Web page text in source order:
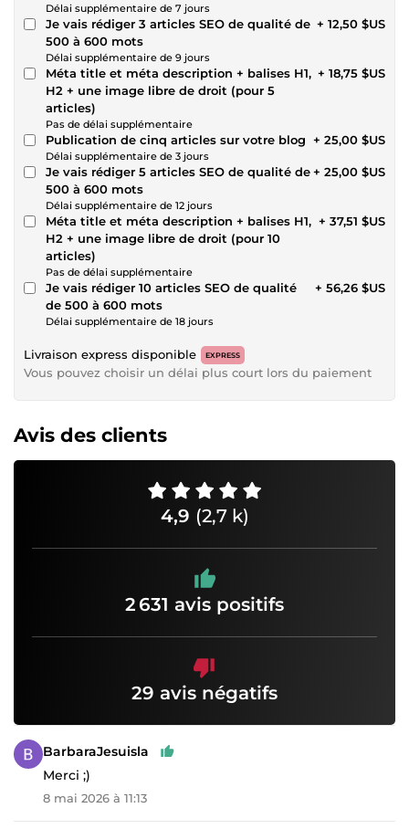
Délai supplémentaire de 7 jours
Je vais rédiger 3 articles SEO de qualité de
500 à 600 mots
Délai supplémentaire de 9 jours
+ 12,50 $US
Méta title et méta description + balises H1,
H2 + une image libre de droit (pour 5
articles)
Pas de délai supplémentaire
+ 18,75 $US
Publication de cinq articles sur votre blog
Délai supplémentaire de 3 jours
+ 25,00 $US
Je vais rédiger 5 articles SEO de qualité de
500 à 600 mots
Délai supplémentaire de 12 jours
+ 25,00 $US
Méta title et méta description + balises H1,
H2 + une image libre de droit (pour 10
articles)
Pas de délai supplémentaire
+ 37,51 $US
Je vais rédiger 10 articles SEO de qualité
de 500 à 600 mots
Délai supplémentaire de 18 jours
+ 56,26 $US
Livraison express disponible EXPRESS
Vous pouvez choisir un délai plus court lors du paiement
Avis des clients
4,9 (2,7 k)
2 631 avis positifs
29 avis négatifs
BarbaraJesuisla
Merci ;)
8 mai 2026 à 11:13